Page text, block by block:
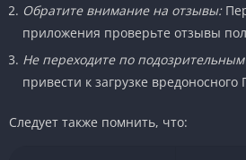
Обратите внимание на отзывы:
приложения проверьте отзывы
Не переходите по
привести к загрузке вредоносного
Следует также помнить, что: